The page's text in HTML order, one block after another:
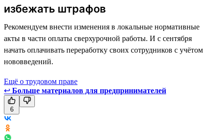
избежать штрафов
Рекомендуем внести изменения в локальные нормативные
акты в части оплаты сверхурочной работы. И с сентября
начать оплачивать переработку своих сотрудников с учётом
нововведений.
Ещё о трудовом праве
↩ Больше материалов для предпринимателей
6